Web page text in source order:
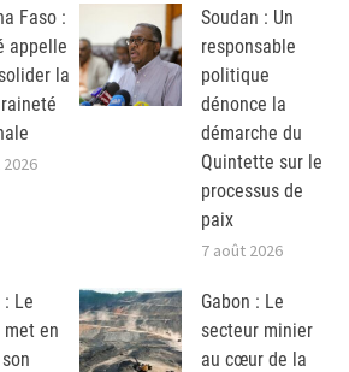
Faso :
appelle
la
Soudan : Un
responsable
politique
dénonce la
démarche du
Quintette sur le
processus de
paix
7 août 2026
: Le
met en
Gabon : Le
secteur minier
au cœur de la